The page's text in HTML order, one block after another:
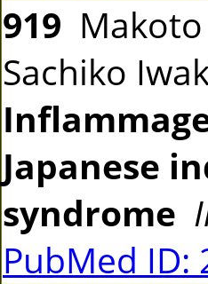
919
Sachiko
Japanese
syndrome
PubMed ID: